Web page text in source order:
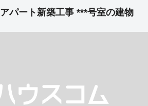
パート新築工事 ***号室の建物